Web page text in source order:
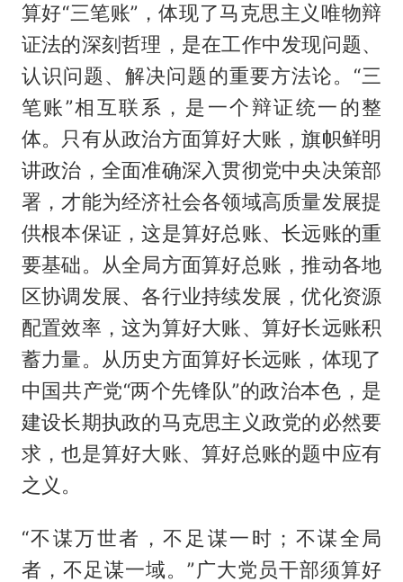
算好“三笔账”，体现了马克思主义唯物辩
证法的深刻哲理，是在工作中发现问题、
认识问题、解决问题的重要方法论。“三
笔账”相互联系，是一个辩证统一的整
体。只有从政治方面算好大账，旗帜鲜明
讲政治，全面准确深入贯彻党中央决策部
署，才能为经济社会各领域高质量发展提
供根本保证，这是算好总账、长远账的重
要基础。从全局方面算好总账，推动各地
区协调发展、各行业持续发展，优化资源
配置效率，这为算好大账、算好长远账积
蓄力量。从历史方面算好长远账，体现了
中国共产党“两个先锋队”的政治本色，是
建设长期执政的马克思主义政党的必然要
求，也是算好大账、算好总账的题中应有
之义。
“不谋万世者，不足谋一时；不谋全局
者，不足谋一域。”广大党员干部须算好